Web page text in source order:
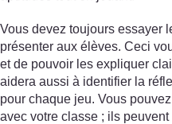
Vous devez toujours essayer
présenter aux élèves. Ceci
et de pouvoir les expliquer
aidera aussi à identifier la
pour chaque jeu. Vous
avec votre classe ; ils